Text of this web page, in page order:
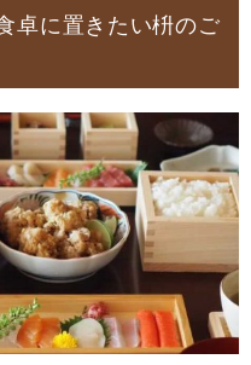
卓に置きたい枡のご